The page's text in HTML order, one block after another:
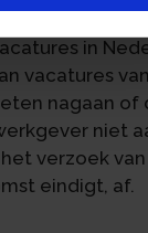
in
vacatures
nagaan of
niet
verzoek
eindigt, af.